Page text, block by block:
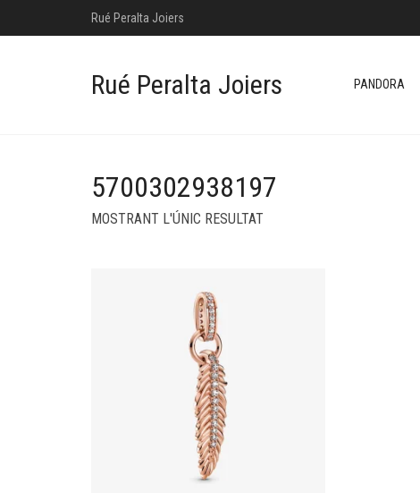
Rué Peralta Joiers
Rué Peralta Joiers PANDORA
5700302938197
MOSTRANT L'ÚNIC RESULTAT